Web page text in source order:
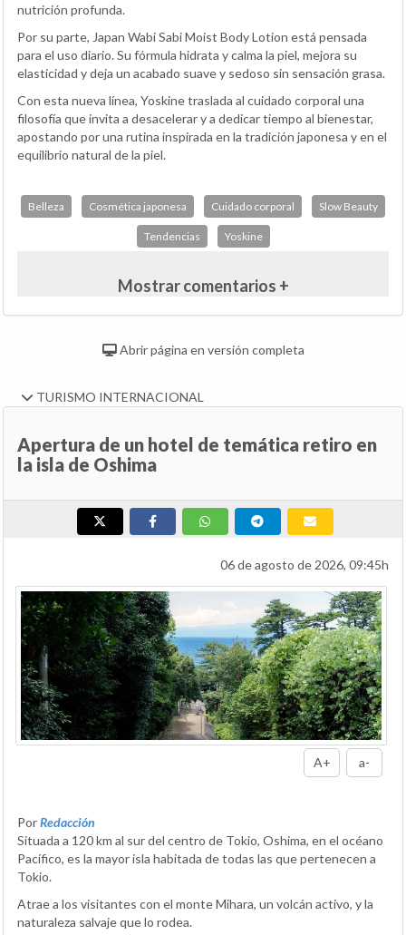
nutrición profunda.
Por su parte, Japan Wabi Sabi Moist Body Lotion está pensada
para el uso diario. Su fórmula hidrata y calma la piel, mejora su
elasticidad y deja un acabado suave y sedoso sin sensación grasa.
Con esta nueva línea, Yoskine traslada al cuidado corporal una
filosofía que invita a desacelerar y a dedicar tiempo al bienestar,
apostando por una rutina inspirada en la tradición japonesa y en el
equilibrio natural de la piel.
Belleza Cosmética japonesa Cuidado corporal Slow Beauty
Tendencias Yoskine
Mostrar comentarios +
Abrir página en versión completa
TURISMO INTERNACIONAL
Apertura de un hotel de temática retiro en
la isla de Oshima
06 de agosto de 2026, 09:45h
A+ a-
PorRedacción
Situada a 120 km al sur del centro de Tokio, Oshima, en el océano
Pacífico, es la mayor isla habitada de todas las que pertenecen a
Tokio.
Atrae a los visitantes con el monte Mihara, un volcán activo, y la
naturaleza salvaje que lo rodea.